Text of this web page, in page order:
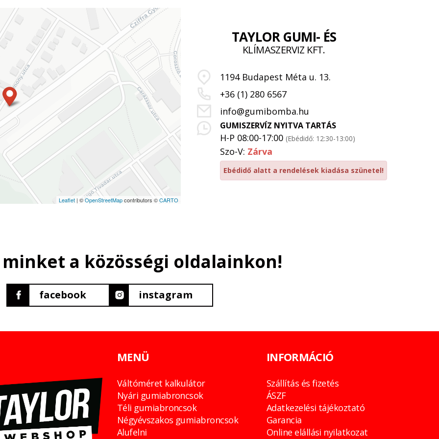
Leaflet | ©OpenStreetMapcontributors ©CARTO
TAYLOR GUMI- ÉS
KLÍMASZERVIZ KFT.
1194 Budapest Méta u. 13.
+36 (1) 280 6567
info@gumibomba.hu
GUMISZERVÍZ NYITVA TARTÁS
H-P 08:00-17:00 (Ebédidő: 12:30-13:00)
Szo-V: Zárva
Ebédidő alatt a rendelések kiadása szünetel!
minket a közösségi oldalainkon!
facebook instagram
MENÜ
Váltóméret kalkulátor
Nyári gumiabroncsok
Téli gumiabroncsok
Négyévszakos gumiabroncsok
Alufelni
INFORMÁCIÓ
Szállítás és fizetés
ÁSZF
Adatkezelési tájékoztató
Garancia
Online elállási nyilatkozat